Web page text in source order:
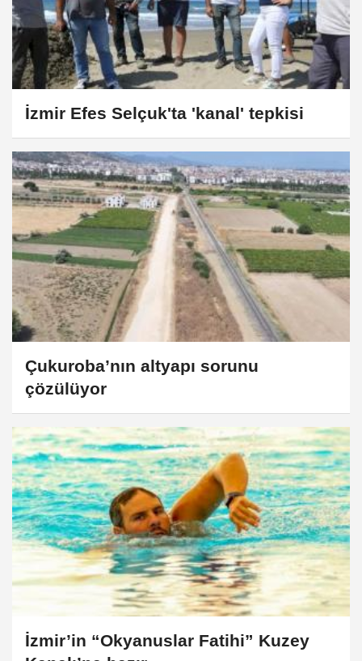
İzmir Efes Selçuk'ta 'kanal' tepkisi
Çukuroba’nın altyapı sorunu
çözülüyor
İzmir’in “Okyanuslar Fatihi” Kuzey